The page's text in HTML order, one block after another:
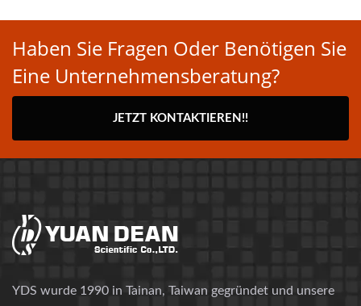
Haben Sie Fragen Oder Benötigen Sie
Eine Unternehmensberatung?
JETZT KONTAKTIEREN!!
YDS wurde 1990 in Tainan, Taiwan gegründet und unsere